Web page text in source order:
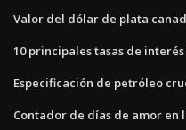
Valor del dólar de plata
10 principales tasas de
Especificación de petróleo
Contador de días de amor en